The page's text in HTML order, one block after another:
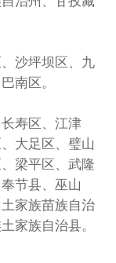
沙坪坝区、九
南区。
寿区、江津
大足区、璧山
梁平区、武隆
节县、巫山
家族苗族自治
家族自治县。